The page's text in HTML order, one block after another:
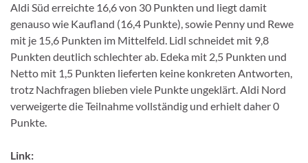
Aldi Süd erreichte 16,6 von 30 Punkten und liegt damit
genauso wie Kaufland (16,4 Punkte), sowie Penny und Rewe
mit je 15,6 Punkten im Mittelfeld. Lidl schneidet mit 9,8
Punkten deutlich schlechter ab. Edeka mit 2,5 Punkten und
Netto mit 1,5 Punkten lieferten keine konkreten Antworten,
trotz Nachfragen blieben viele Punkte ungeklärt. Aldi Nord
verweigerte die Teilnahme vollständig und erhielt daher 0
Punkte.
Link: